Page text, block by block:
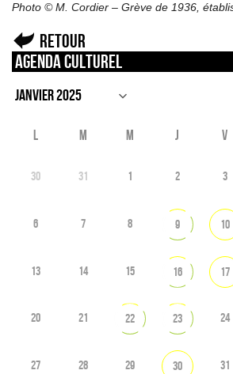
Photo © M. Cordier – Grève de 1936,
Retour
Agenda culturel
L M M J V
30 31 1 2 3
6 7 8 9 10
13 14 15 16 17
20 21 22 23 24
27 28 29 30 31